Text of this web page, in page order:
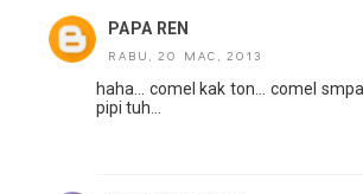
PAPA REN
RABU, 20 MAC, 2013
haha... comel kak ton... comel
pipi tuh...